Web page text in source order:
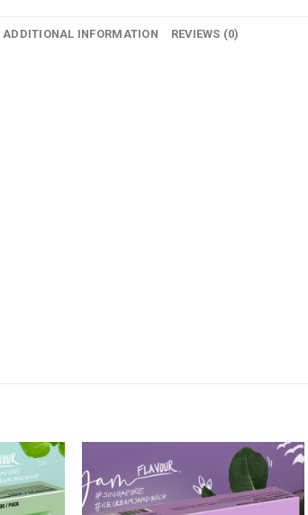
ADDITIONAL INFORMATION REVIEWS (0)
Add to
wishlist
Add to
wishlist